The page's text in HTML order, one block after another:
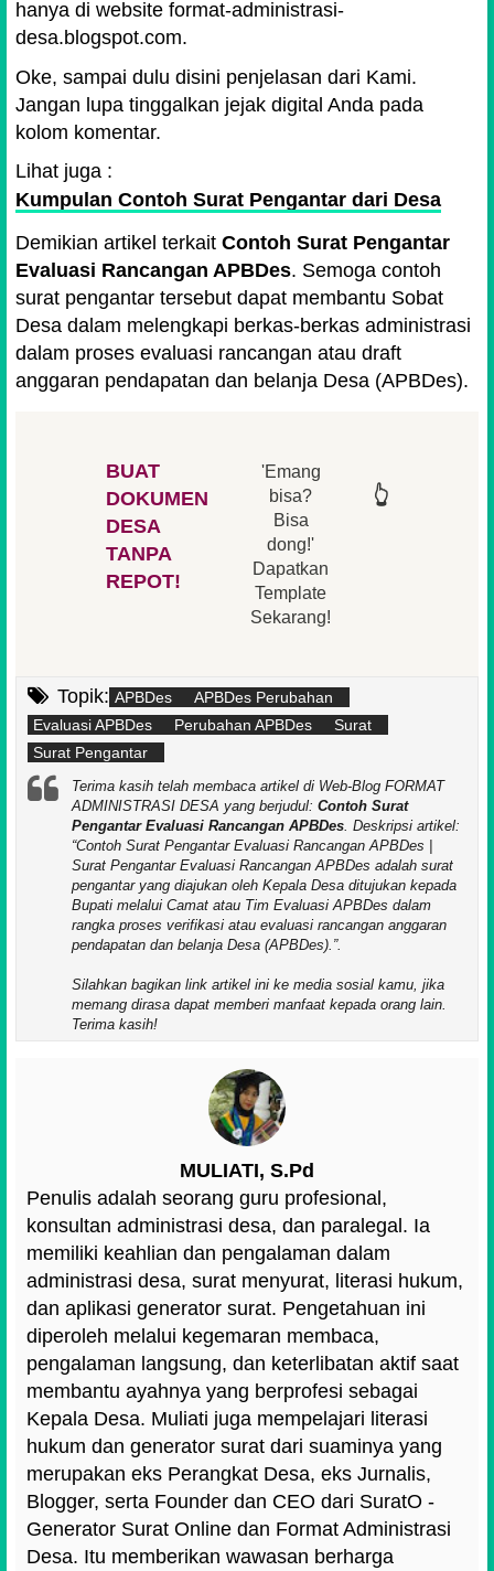
hanya di website format-administrasi-
desa.blogspot.com.
Oke, sampai dulu disini penjelasan dari Kami.
Jangan lupa tinggalkan jejak digital Anda pada
kolom komentar.
Lihat juga :
Kumpulan Contoh Surat Pengantar dari Desa
Demikian artikel terkait Contoh Surat Pengantar
Evaluasi Rancangan APBDes. Semoga contoh
surat pengantar tersebut dapat membantu Sobat
Desa dalam melengkapi berkas-berkas administrasi
dalam proses evaluasi rancangan atau draft
anggaran pendapatan dan belanja Desa (APBDes).
BUAT
DOKUMEN
DESA
TANPA
REPOT!
'Emang
bisa?
Bisa
dong!'
Dapatkan
Template
Sekarang!
👆
Topik: APBDes
APBDes Perubahan
Evaluasi APBDes
Perubahan APBDes
Surat
Surat Pengantar
Terima kasih telah membaca artikel di Web-Blog FORMAT
ADMINISTRASI DESA yang berjudul: Contoh Surat
Pengantar Evaluasi Rancangan APBDes . Deskripsi artikel:
Contoh Surat Pengantar Evaluasi Rancangan APBDes |
Surat Pengantar Evaluasi Rancangan APBDes adalah surat
pengantar yang diajukan oleh Kepala Desa ditujukan kepada
Bupati melalui Camat atau Tim Evaluasi APBDes dalam
rangka proses verifikasi atau evaluasi rancangan anggaran
pendapatan dan belanja Desa (APBDes). .
Silahkan bagikan link artikel ini ke media sosial kamu, jika
memang dirasa dapat memberi manfaat kepada orang lain.
Terima kasih!
MULIATI, S.Pd
Penulis adalah seorang guru profesional,
konsultan administrasi desa, dan paralegal. Ia
memiliki keahlian dan pengalaman dalam
administrasi desa, surat menyurat, literasi hukum,
dan aplikasi generator surat. Pengetahuan ini
diperoleh melalui kegemaran membaca,
pengalaman langsung, dan keterlibatan aktif saat
membantu ayahnya yang berprofesi sebagai
Kepala Desa. Muliati juga mempelajari literasi
hukum dan generator surat dari suaminya yang
merupakan eks Perangkat Desa, eks Jurnalis,
Blogger, serta Founder dan CEO dari SuratO -
Generator Surat Online dan Format Administrasi
Desa. Itu memberikan wawasan berharga